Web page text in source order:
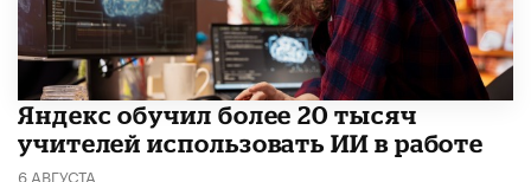
​Яндекс обучил более 20 тысяч
учителей использовать ИИ в работе
6 АВГУСТА